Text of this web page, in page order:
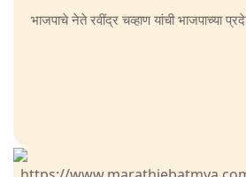
भाजपाचे नेते रवींद्र चव्हाण यांची भाजपाच्या